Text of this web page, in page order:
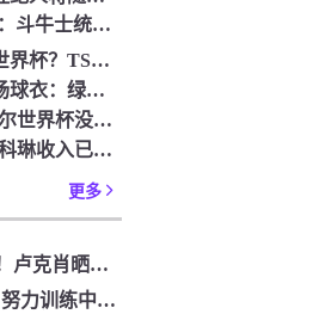
[阿根廷]狂赞西班牙❗大罗：斗牛士统治力独一档，阿根廷有梅西
[精彩剪辑]梅西再踢一届世界杯？TSN足球分析师：存在可能性
[推荐]皇马发布新赛季客场球衣：绿色主色调，白色细节+经典肩
【体育资讯】莱万：亚马尔世界杯没踢出最佳水平 效力过巴萨后就
【你怎么看？】太阳报：科琳收入已超丈夫鲁尼 自己设计服装8岁
更多
[体育头条]真是多才多艺！卢克肖晒姆伯莫弹钢琴视频！
【值得一看】年富力强！努力训练中的约克雷斯！